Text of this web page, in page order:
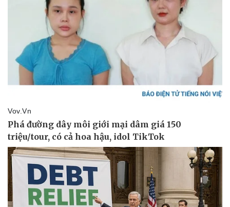
Pháp luật
Vụ án
Tin nóng
Tư vấn luật
Quân sự - Quốc phòng
Vũ khí
Việt Nam
Phân tích